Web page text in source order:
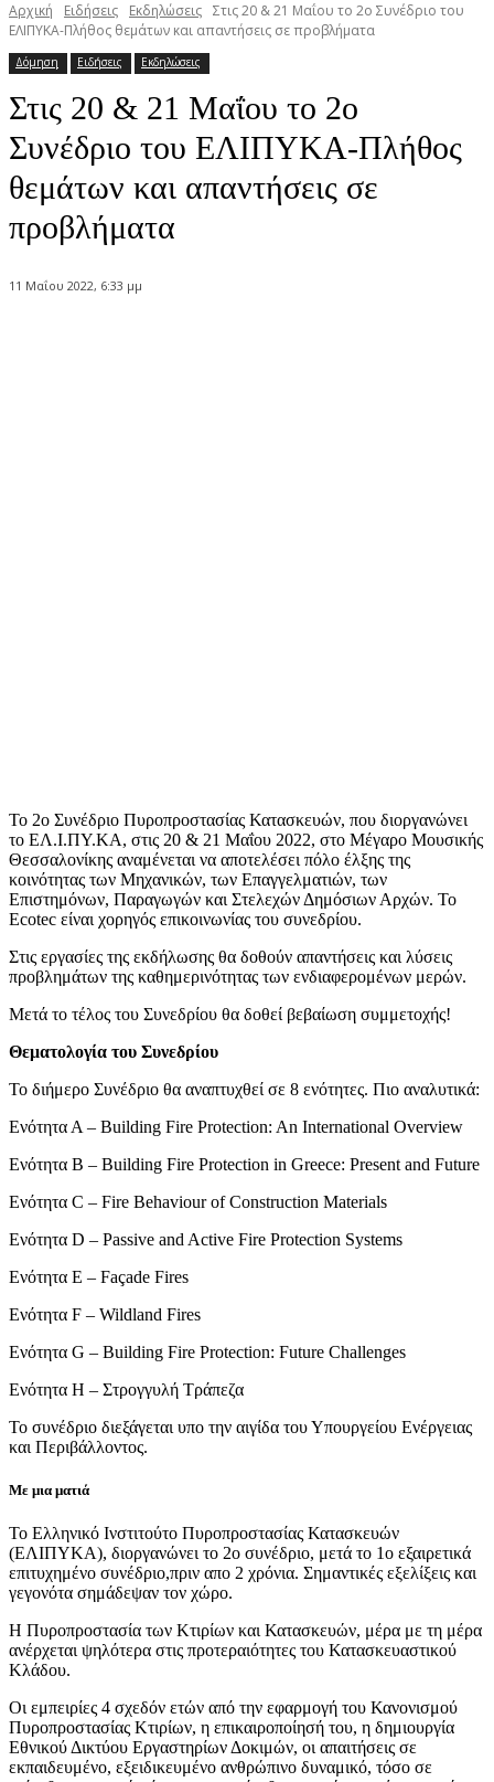
Αρχική Ειδήσεις Eκδηλώσεις Στις 20 & 21 Μαΐου το 2ο Συνέδριο του
ΕΛΙΠΥΚΑ-Πλήθος θεμάτων και απαντήσεις σε προβλήματα
Δόμηση Ειδήσεις Eκδηλώσεις
Στις 20 & 21 Μαΐου το 2ο
Συνέδριο του ΕΛΙΠΥΚΑ-Πλήθος
θεμάτων και απαντήσεις σε
προβλήματα
11 Μαΐου 2022, 6:33 μμ
Το 2ο Συνέδριο Πυροπροστασίας Κατασκευών, που διοργανώνει
το ΕΛ.Ι.ΠΥ.ΚΑ, στις 20 & 21 Μαΐου 2022, στο Μέγαρο Μουσικής
Θεσσαλονίκης αναμένεται να αποτελέσει πόλο έλξης της
κοινότητας των Μηχανικών, των Επαγγελματιών, των
Επιστημόνων, Παραγωγών και Στελεχών Δημόσιων Αρχών. Το
Ecotec είναι χορηγός επικοινωνίας του συνεδρίου.
Στις εργασίες της εκδήλωσης θα δοθούν απαντήσεις και λύσεις
προβλημάτων της καθημερινότητας των ενδιαφερομένων μερών.
Μετά το τέλος του Συνεδρίου θα δοθεί βεβαίωση συμμετοχής!
Θεματολογία του Συνεδρίου
Το διήμερο Συνέδριο θα αναπτυχθεί σε 8 ενότητες. Πιο αναλυτικά:
Ενότητα Α – Building Fire Protection: An International Overview
Ενότητα Β – Building Fire Protection in Greece: Present and Future
Ενότητα C – Fire Behaviour of Construction Materials
Ενότητα D – Passive and Active Fire Protection Systems
Ενότητα E – Façade Fires
Ενότητα F – Wildland Fires
Ενότητα G – Building Fire Protection: Future Challenges
Ενότητα H – Στρογγυλή Τράπεζα
Το συνέδριο διεξάγεται υπο την αιγίδα του Υπουργείου Ενέργειας
και Περιβάλλοντος.
Με μια ματιά
Το Ελληνικό Ινστιτούτο Πυροπροστασίας Κατασκευών
(ΕΛΙΠΥΚΑ), διοργανώνει το 2ο συνέδριο, μετά το 1ο εξαιρετικά
επιτυχημένο συνέδριο,πριν απο 2 χρόνια. Σημαντικές εξελίξεις και
γεγονότα σημάδεψαν τον χώρο.
Η Πυροπροστασία των Κτιρίων και Κατασκευών, μέρα με τη μέρα
ανέρχεται ψηλότερα στις προτεραιότητες του Κατασκευαστικού
Κλάδου.
Οι εμπειρίες 4 σχεδόν ετών από την εφαρμογή του Κανονισμού
Πυροπροστασίας Κτιρίων, η επικαιροποίησή του, η δημιουργία
Εθνικού Δικτύου Εργαστηρίων Δοκιμών, οι απαιτήσεις σε
εκπαιδευμένο, εξειδικευμένο ανθρώπινο δυναμικό, τόσο σε